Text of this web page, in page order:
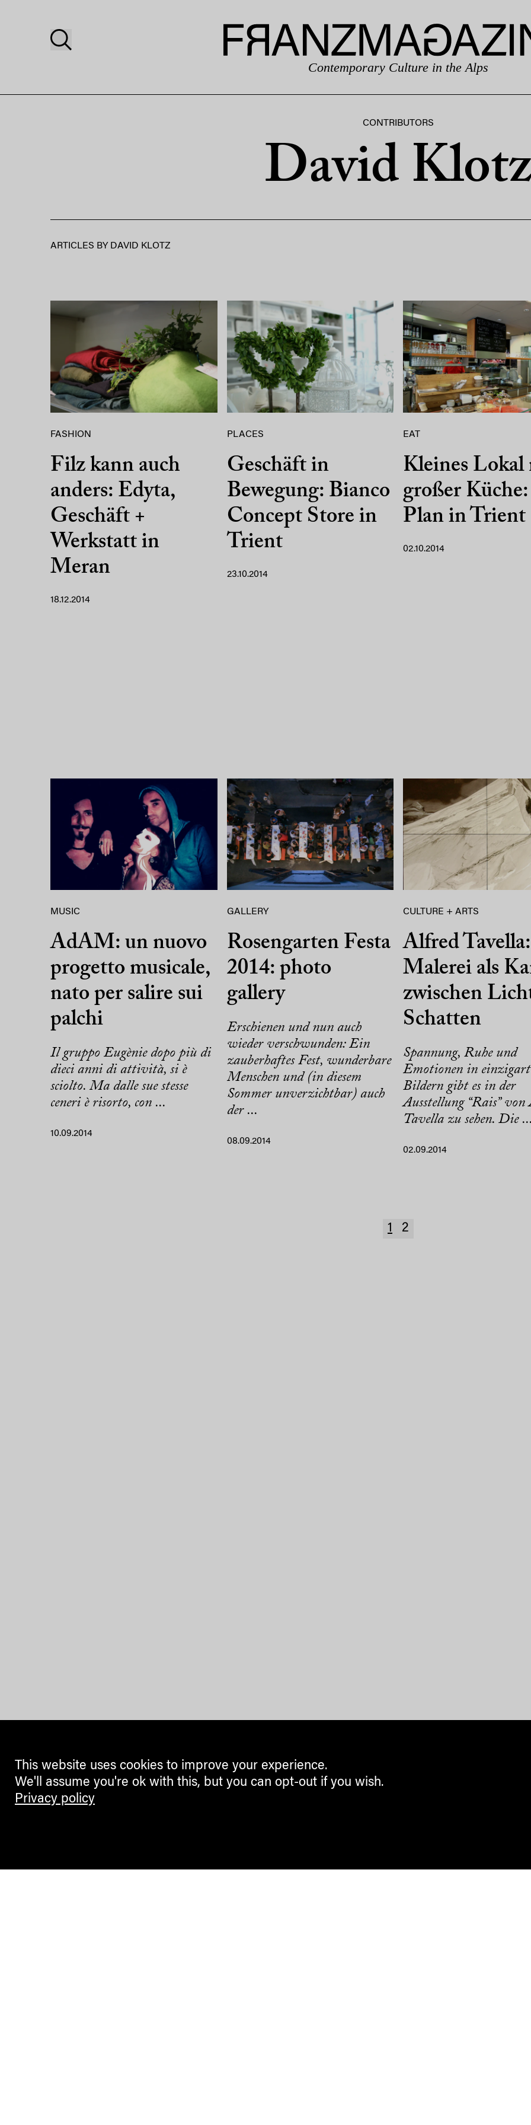
Contemporary Culture in the Alps
CONTRIBUTORS
David
ARTICLES BY DAVID KLOTZ
FASHION
Filz kann auch
anders: Edyta,
Geschäft +
Werkstatt in
Meran
18.12.2014
PLACES
Geschäft in
Bewegung: Bianco
Concept Store in
Trient
23.10.2014
EAT
Kleines Lokal
großer
Plan in Trient
02.10.2014
MUSIC
AdAM: un nuovo
progetto musicale,
nato per salire sui
palchi
Il gruppo Eugènie dopo più di
dieci anni di attività, si è
sciolto. Ma dalle sue stesse
ceneri è risorto, con ...
10.09.2014
GALLERY
Rosengarten Festa
2014: photo
gallery
Erschienen und nun auch
wieder verschwunden: Ein
zauberhaftes Fest, wunderbare
Menschen und (in diesem
Sommer unverzichtbar) auch
der ...
08.09.2014
CULTURE + ARTS
Alfred Tavella:
Malerei als
zwischen
Schatten
Spannung, Ruhe und
Emotionen in
Bildern gibt es in der
Ausstellung “Rais” von
Tavella zu sehen. Die
02.09.2014
1 2
This website uses cookies to improve your experience.
We'll assume you're ok with this, but you can opt-out if you wish.
Privacy policy